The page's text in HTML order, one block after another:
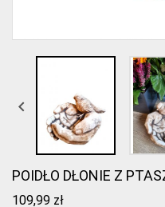

POIDŁO DŁONIE Z
109,99 zł